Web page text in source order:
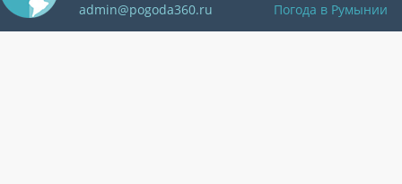
admin@pogoda360.ru
Погода в Румынии